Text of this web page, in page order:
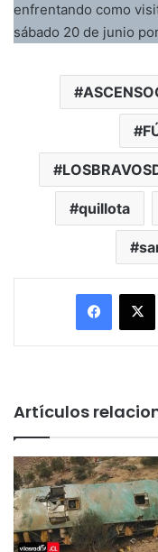
enfrentando como
sábado 20 de junio
quillota
X
Artículos